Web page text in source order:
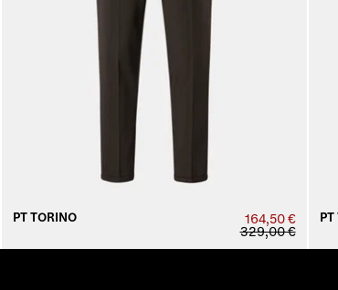
PT TORINO
164,50 €
329,00 €
PT